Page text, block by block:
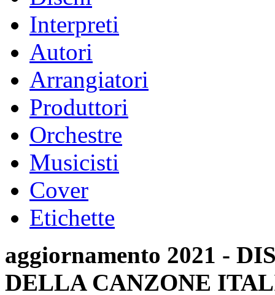
Interpreti
Autori
Arrangiatori
Produttori
Orchestre
Musicisti
Cover
Etichette
aggiornamento 2021 -
DELLA CANZONE